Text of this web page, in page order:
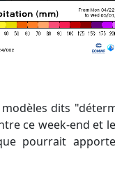
ce week-end et
pourrait